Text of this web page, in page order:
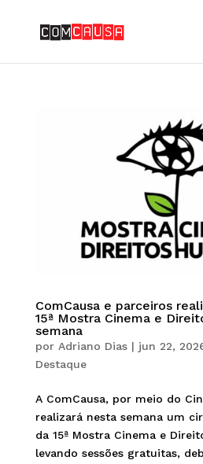
ComCausa e parceiros
15ª Mostra Cinema e
semana
por Adriano Dias| jun 22,
Destaque
A ComCausa, por meio do
realizará nesta semana um
da 15ª Mostra Cinema e
levando sessões gratuitas,